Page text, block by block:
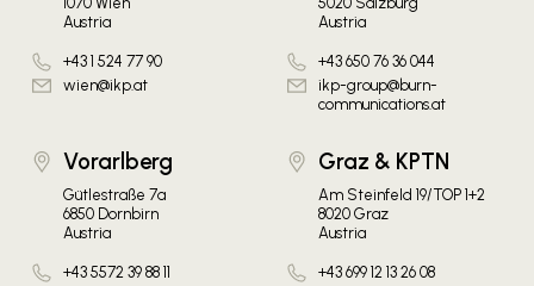
Austria
+43 1 524 77 90
wien@ikp.at
Austria
+43 650 76 36 044
ikp-group@burn-
communications.at
Vorarlberg
Gütlestraße 7a
6850 Dornbirn
Austria
+43 5572 39 88 11
Graz & KPTN
Am Steinfeld 19/TOP 1+2
8020 Graz
Austria
+43 699 12 13 26 08